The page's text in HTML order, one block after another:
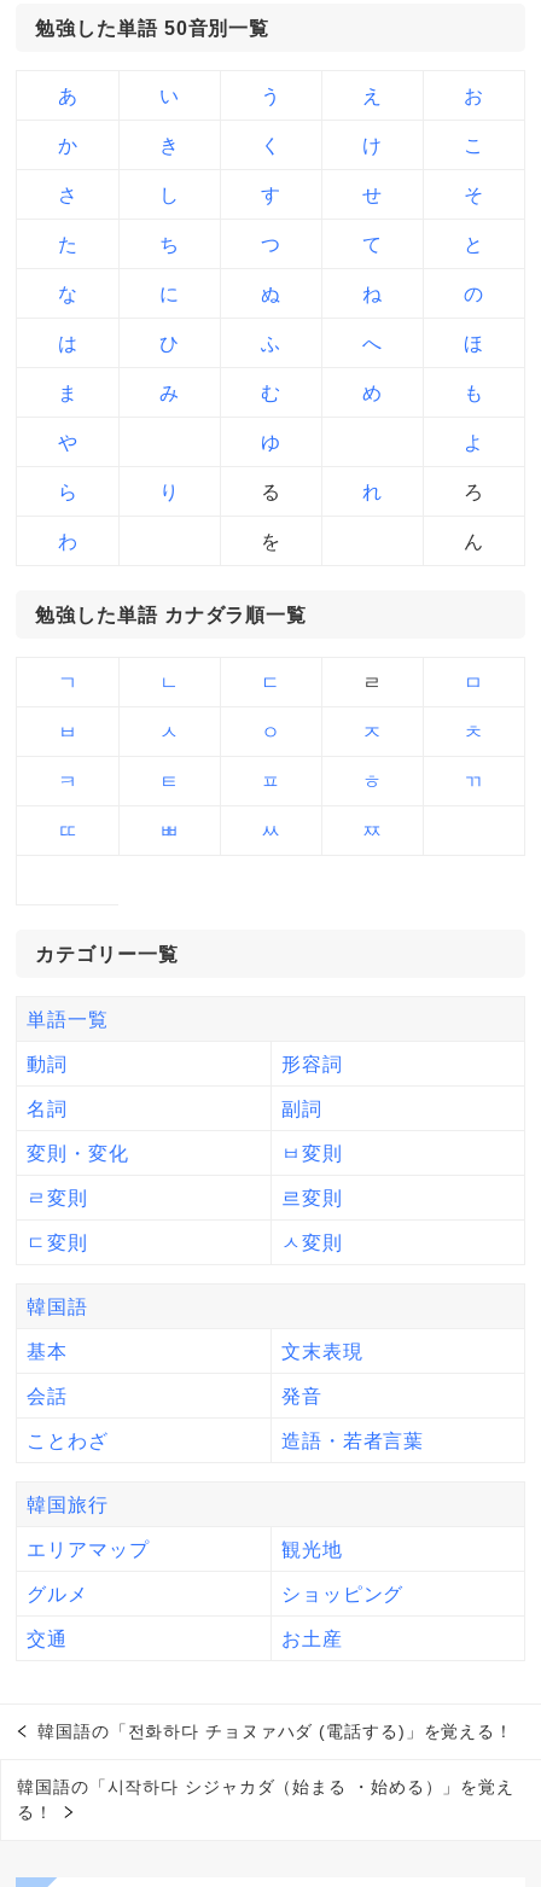
勉強した単語 50音別一覧
あ い う え お
か き く け こ
さ し す せ そ
た ち つ て と
な に ぬ ね の
は ひ ふ へ ほ
ま み む め も
や ゆ よ
ら り る れ ろ
わ を ん
勉強した単語 カナダラ順一覧
ㄱ ㄴ ㄷ ㄹ ㅁ
ㅂ ㅅ ㅇ ㅈ ㅊ
ㅋ ㅌ ㅍ ㅎ ㄲ
ㄸ ㅃ ㅆ ㅉ
カテゴリー一覧
単語一覧
動詞 形容詞
名詞 副詞
変則・変化 ㅂ変則
ㄹ変則 르変則
ㄷ変則 ㅅ変則
韓国語
基本 文末表現
会話 発音
ことわざ 造語・若者言葉
韓国旅行
エリアマップ 観光地
グルメ ショッピング
交通 お土産
韓国語の「전화하다 チョヌァハダ (電話する)」を覚える！
韓国語の「시작하다 シジャカダ（始まる ・始める）」を覚え
る！